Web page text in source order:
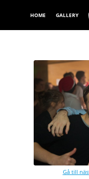
HOME GALLERY
Gå till
1/60
Bländare
Kamera
Canon
Tagen